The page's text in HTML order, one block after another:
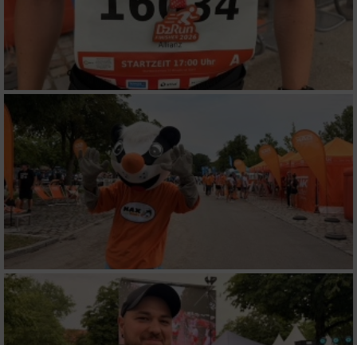
verschiedenen Quellen
Entwicklung und Verbesserung der Angebote
Verwendung reduzierter Daten zur Auswahl
von Inhalten
IAB-Besonderheiten:
Verwendung genauer Standortdaten
Geräte anhand von aktiv angeforderten
Informationen identifizieren
Nicht-IAB-Verarbeitungszwecke:
Notwendig
Performance